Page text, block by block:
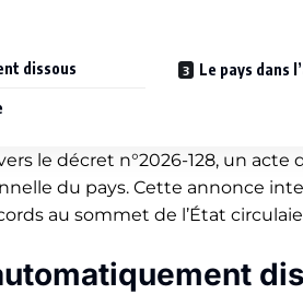
dissous Le pays dans
le décret n°2026-128, un
du pays. Cette annonce
au sommet de l’État